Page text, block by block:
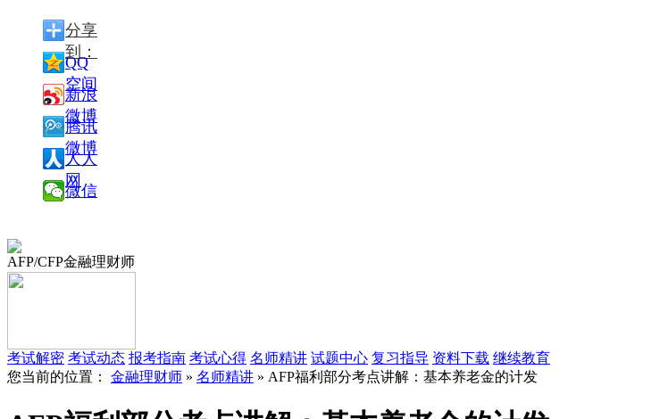
分享
到：
QQ
空间
新浪
微博
腾讯
微博
人人
网
微信
AFP/CFP金融理财师
考试解密 考试动态 报考指南 考试心得 名师精讲 试题中心 复习指导 资料下载 继续教育
您当前的位置： 金融理财师 » 名师精讲 » AFP福利部分考点讲解：基本养老金的计发